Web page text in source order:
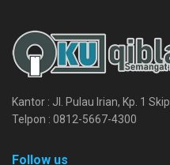
Kantor : Jl. Pulau Irian, Kp. 1 Skip
Telpon : 0812-5667-4300
Follow us